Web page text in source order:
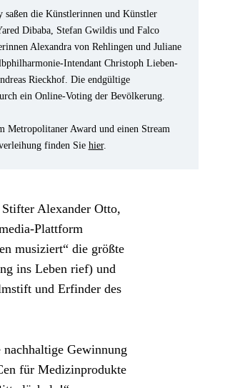
saßen die Künstlerinnen und Künstler
Dibaba, Stefan Gwildis und Falco
Alexandra von Rehlingen und Juliane
Intendant Christoph Lieben-
Rieckhof. Die endgültige
ein Online-Voting der Bevölkerung.
Metropolitaner Award und einen Stream
finden Sie hier.
Alexander Otto,
Plattform
musiziert“ die größte
ins Leben rief) und
und Erfinder des
Gewinnung
für Medizinprodukte